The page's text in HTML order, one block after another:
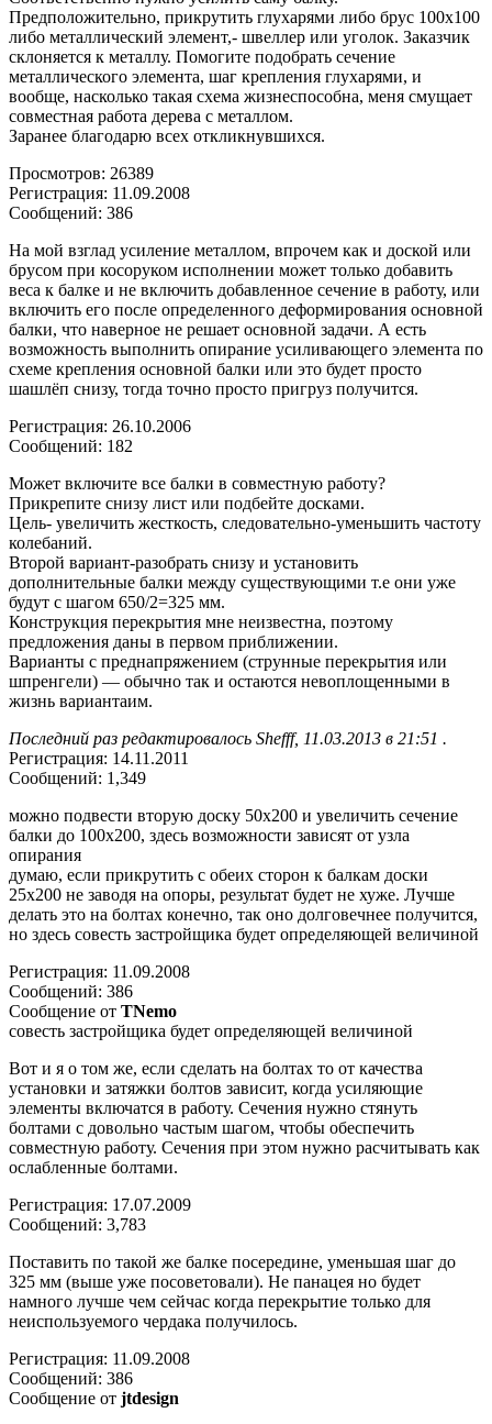
Предположительно, прикрутить глухарями либо брус 100х100
либо металлический элемент,- швеллер или уголок. Заказчик
склоняется к металлу. Помогите подобрать сечение
металлического элемента, шаг крепления глухарями, и
вообще, насколько такая схема жизнеспособна, меня смущает
совместная работа дерева с металлом.
Заранее благодарю всех откликнувшихся.
Просмотров: 26389
Регистрация: 11.09.2008
Сообщений: 386
На мой взглад усиление металлом, впрочем как и доской или
брусом при косоруком исполнении может только добавить
веса к балке и не включить добавленное сечение в работу, или
включить его после определенного деформирования основной
балки, что наверное не решает основной задачи. А есть
возможность выполнить опирание усиливающего элемента по
схеме крепления основной балки или это будет просто
шашлёп снизу, тогда точно просто пригруз получится.
Регистрация: 26.10.2006
Сообщений: 182
Может включите все балки в совместную работу?
Прикрепите снизу лист или подбейте досками.
Цель- увеличить жесткость, следовательно-уменьшить частоту
колебаний.
Второй вариант-разобрать снизу и установить
дополнительные балки между существующими т.е они уже
будут с шагом 650/2=325 мм.
Конструкция перекрытия мне неизвестна, поэтому
предложения даны в первом приближении.
Варианты с преднапряжением (струнные перекрытия или
шпренгели) — обычно так и остаются невоплощенными в
жизнь вариантаим.
Последний раз редактировалось Shefff, 11.03.2013 в 21:51 .
Регистрация: 14.11.2011
Сообщений: 1,349
можно подвести вторую доску 50х200 и увеличить сечение
балки до 100х200, здесь возможности зависят от узла
опирания
думаю, если прикрутить с обеих сторон к балкам доски
25х200 не заводя на опоры, результат будет не хуже. Лучше
делать это на болтах конечно, так оно долговечнее получится,
но здесь совесть застройщика будет определяющей величиной
Регистрация: 11.09.2008
Сообщений: 386
Сообщение от TNemo
совесть застройщика будет определяющей величиной
Вот и я о том же, если сделать на болтах то от качества
установки и затяжки болтов зависит, когда усиляющие
элементы включатся в работу. Сечения нужно стянуть
болтами с довольно частым шагом, чтобы обеспечить
совместную работу. Сечения при этом нужно расчитывать как
ослабленные болтами.
Регистрация: 17.07.2009
Сообщений: 3,783
Поставить по такой же балке посередине, уменьшая шаг до
325 мм (выше уже посоветовали). Не панацея но будет
намного лучше чем сейчас когда перекрытие только для
неиспользуемого чердака получилось.
Регистрация: 11.09.2008
Сообщений: 386
Сообщение от jtdesign